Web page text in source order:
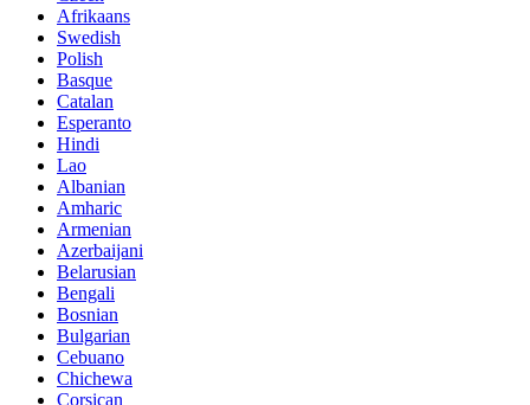
Afrikaans
Swedish
Polish
Basque
Catalan
Esperanto
Hindi
Lao
Albanian
Amharic
Armenian
Azerbaijani
Belarusian
Bengali
Bosnian
Bulgarian
Cebuano
Chichewa
Corsican